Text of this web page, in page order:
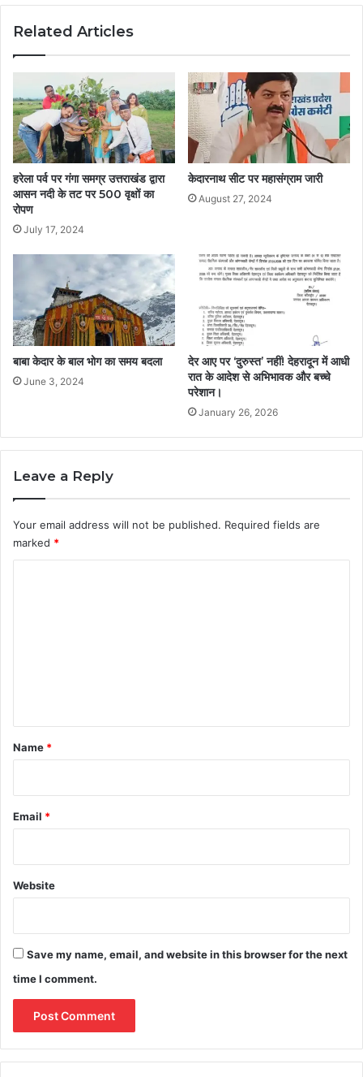
Related Articles
हरेला पर्व पर गंगा समग्र उत्तराखंड द्वारा
आसन नदी के तट पर 500 वृक्षों का
रोपण
July 17, 2024
केदारनाथ सीट पर महासंग्राम जारी
August 27, 2024
बाबा केदार के बाल भोग का समय बदला
June 3, 2024
देर आए पर ‘दुरुस्त’ नहीं! देहरादून में आधी
रात के आदेश से अभिभावक और बच्चे
परेशान।
January 26, 2026
Leave a Reply
Your email address will not be published. Required fields are
marked *
*
Name *
Email *
Website
Save my name, email, and website in this browser for the next
time I comment.